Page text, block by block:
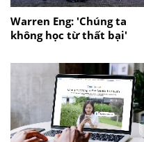
Warren Eng: 'Chúng ta
không học từ thất bại'